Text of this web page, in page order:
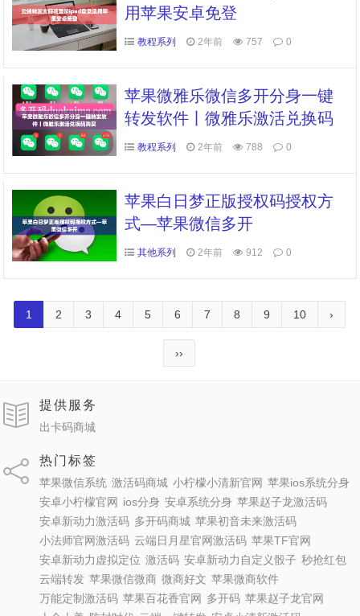
用苹果安卓免登
教程系列 2年前 757 0
苹果微雅乐微信多开分身一键
转发软件丨微雅乐激活兑换码
购买
教程系列 2年前 788 0
苹果白日梦正版授权码授权方
式—苹果微信多开
其他系列 2年前 912 0
1 2 3 4 5 6 7 8 9 10 ›
››
提供服务
出卡码商城
热门标签
苹果微信系统 激活码商城 小柠檬小清新官网 苹果ios系统分身
安卓小柠檬官网 ios分身 安卓系统分身 苹果赵子龙激活码
安卓新动力激活码 多开码商城 苹果初音未来激活码
小法师官网激活码 云端日月星官网激活码 苹果TF官网
安卓新动力虚拟定位 激活码 安卓新动力自定义骰子 秒抢红包
云端转发 苹果微信微商 微商好文 苹果微商软件
万能定制激活码 苹果百花香官网 多开码 苹果赵子龙官网